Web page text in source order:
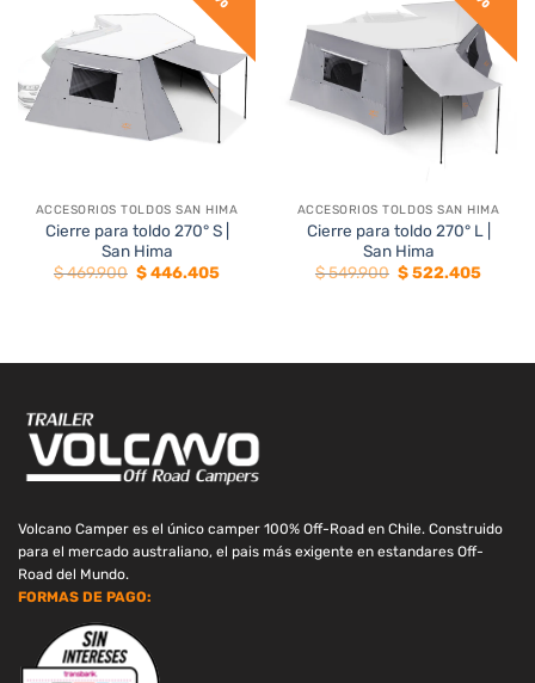
ACCESORIOS TOLDOS SAN HIMA
Cierre para toldo 270° S |
San Hima
$469.900 El
precio
$446.405El
ACCESORIOS TOLDOS SAN HIMA
Cierre para toldo 270° L |
San Hima
$549.900 El
precio
$522.405El
Volcano Camper es el único camper 100% Off-Road en Chile. Construido
para el mercado australiano, el pais más exigente en estandares Off-
Road del Mundo.
FORMAS DE PAGO: